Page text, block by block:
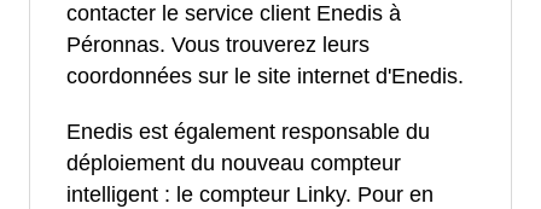
contacter le service client Enedis à
Péronnas. Vous trouverez leurs
coordonnées sur le site internet d'Enedis.
Enedis est également responsable du
déploiement du nouveau compteur
intelligent : le compteur Linky. Pour en